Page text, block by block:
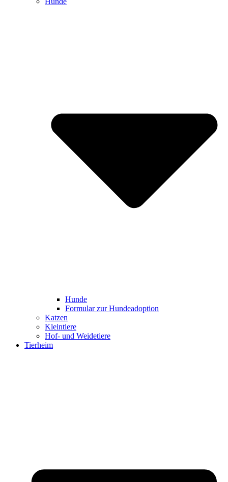
Hunde
Formular zur Hundeadoption
Katzen
Kleintiere
Hof- und Weidetiere
Tierheim